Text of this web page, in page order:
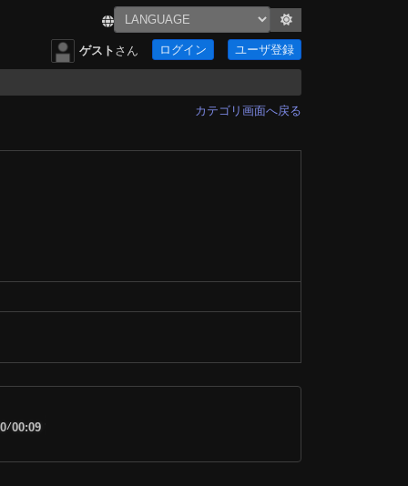
ゲスト さん ログイン ユーザ登録
カテゴリ画面へ戻る
/00:09